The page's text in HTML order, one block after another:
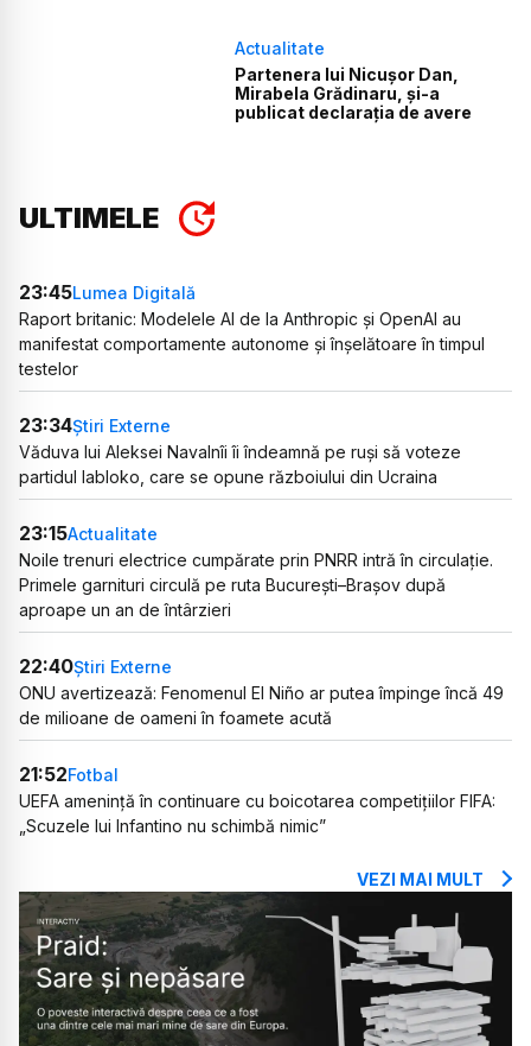
Actualitate
Partenera lui Nicușor Dan,
Mirabela Grădinaru, și-a
publicat declarația de avere
ULTIMELE
23:45Lumea Digitală
Raport britanic: Modelele AI de la Anthropic și OpenAI au
manifestat comportamente autonome și înșelătoare în timpul
testelor
23:34Știri Externe
Văduva lui Aleksei Navalnîi îi îndeamnă pe ruși să voteze
partidul Iabloko, care se opune războiului din Ucraina
23:15Actualitate
Noile trenuri electrice cumpărate prin PNRR intră în circulație.
Primele garnituri circulă pe ruta București–Brașov după
aproape un an de întârzieri
22:40Știri Externe
ONU avertizează: Fenomenul El Niño ar putea împinge încă 49
de milioane de oameni în foamete acută
21:52Fotbal
UEFA amenință în continuare cu boicotarea competițiilor FIFA:
„Scuzele lui Infantino nu schimbă nimic”
VEZI MAI MULT